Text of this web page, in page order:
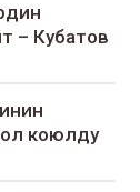
– Кубатов
коюлду